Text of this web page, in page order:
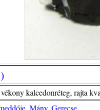
kalcedonréteg, rajta
Mány, Gerecse